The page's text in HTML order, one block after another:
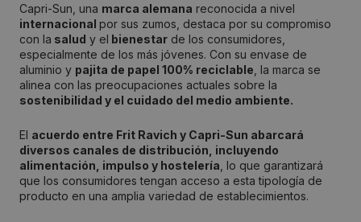
Capri-Sun, una marca alemana reconocida a nivel
internacional por sus zumos, destaca por su compromiso
con la salud y el bienestar de los consumidores,
especialmente de los más jóvenes. Con su envase de
aluminio y pajita de papel 100% reciclable , la marca se
alinea con las preocupaciones actuales sobre la
sostenibilidad y el cuidado del medio ambiente.
El acuerdo entre Frit Ravich y Capri-Sun abarcará
diversos canales de distribución, incluyendo
alimentación, impulso y hostelería , lo que garantizará
que los consumidores tengan acceso a esta tipología de
producto en una amplia variedad de establecimientos.